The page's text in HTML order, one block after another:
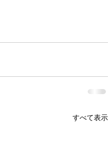
すべて表示